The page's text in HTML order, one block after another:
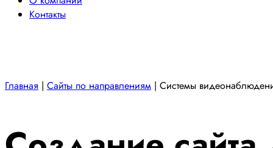
Контакты
Главная | Сайты по направлениям | Системы